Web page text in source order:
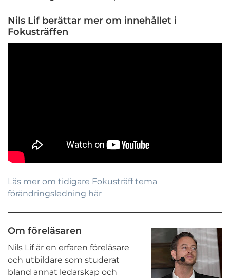
Nils Lif berättar mer om innehållet i
Fokusträffen
Läs mer om tidigare Fokusträff tema
förändringsledning här
Om föreläsaren
Nils Lif är en erfaren föreläsare
och utbildare som studerat
bland annat ledarskap och